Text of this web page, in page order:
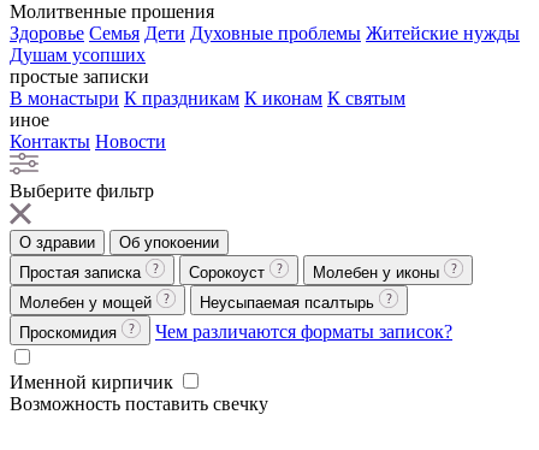
Молитвенные прошения
Здоровье Семья Дети Духовные проблемы Житейские нужды
Душам усопших
простые записки
В монастыри К праздникам К иконам К святым
иное
Контакты Новости
Выберите фильтр
О здравии
Об упокоении
Простая записка
Сорокоуст
Молебен у иконы
Молебен у мощей
Неусыпаемая псалтырь
Проскомидия
Чем различаются форматы записок?
Именной кирпичик
Возможность поставить свечку